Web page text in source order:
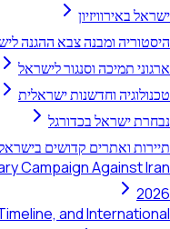
ישראל באירוויזיון
היסטוריה ומבנה צבא ההגנה
ארגוני תמיכה וסנגור לישראל
טכנולוגיה וחדשנות ישראלית
נבחרת ישראל בכדורגל
תיירות ואתרים קדושים
Campaign Against Iran
2026
and International